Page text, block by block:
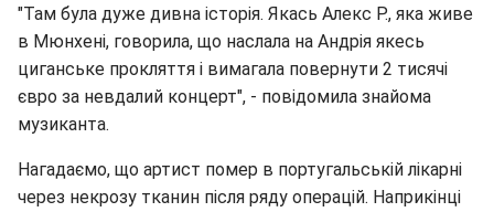
"Там була дуже дивна історія. Якась Алекс Р., яка живе
в Мюнхені, говорила, що наслала на Андрія якесь
циганське прокляття і вимагала повернути 2 тисячі
євро за невдалий концерт", - повідомила знайома
музиканта.
Нагадаємо, що артист помер в португальській лікарні
через некрозу тканин після ряду операцій. Наприкінці